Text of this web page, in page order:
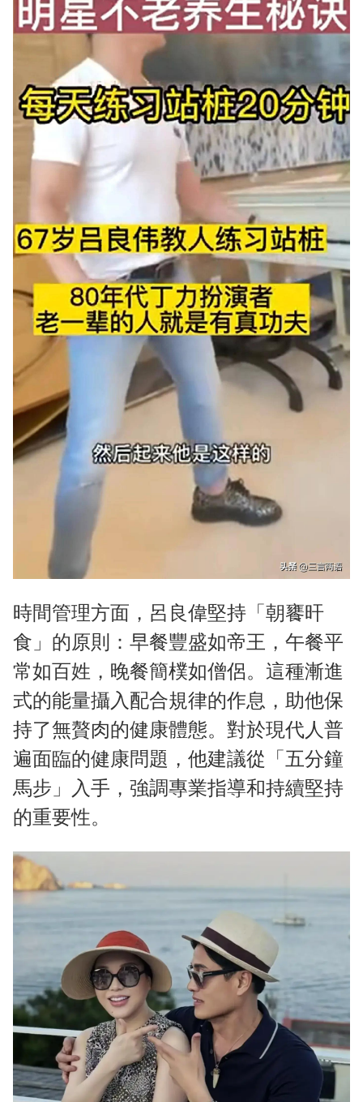
時間管理方面，呂良偉堅持「朝饔旰
食」的原則：早餐豐盛如帝王，午餐平
常如百姓，晚餐簡樸如僧侶。這種漸進
式的能量攝入配合規律的作息，助他保
持了無贅肉的健康體態。對於現代人普
遍面臨的健康問題，他建議從「五分鐘
馬步」入手，強調專業指導和持續堅持
的重要性。